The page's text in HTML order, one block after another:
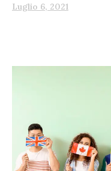
Luglio 6, 2021